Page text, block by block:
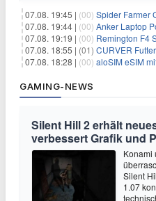
07.08. 19:45 | (00) Spider Farmer G3000
07.08. 19:44 | (00) Anker Laptop
07.08. 19:19 | (00) Remington F4
07.08. 18:55 | (01) CURVER Futterbox
07.08. 18:28 | (00) aloSIM eSIM mit 5 GB
GAMING-NEWS
Silent Hill 2 erhält
verbessert Grafik und
Konami
Silent
1.07